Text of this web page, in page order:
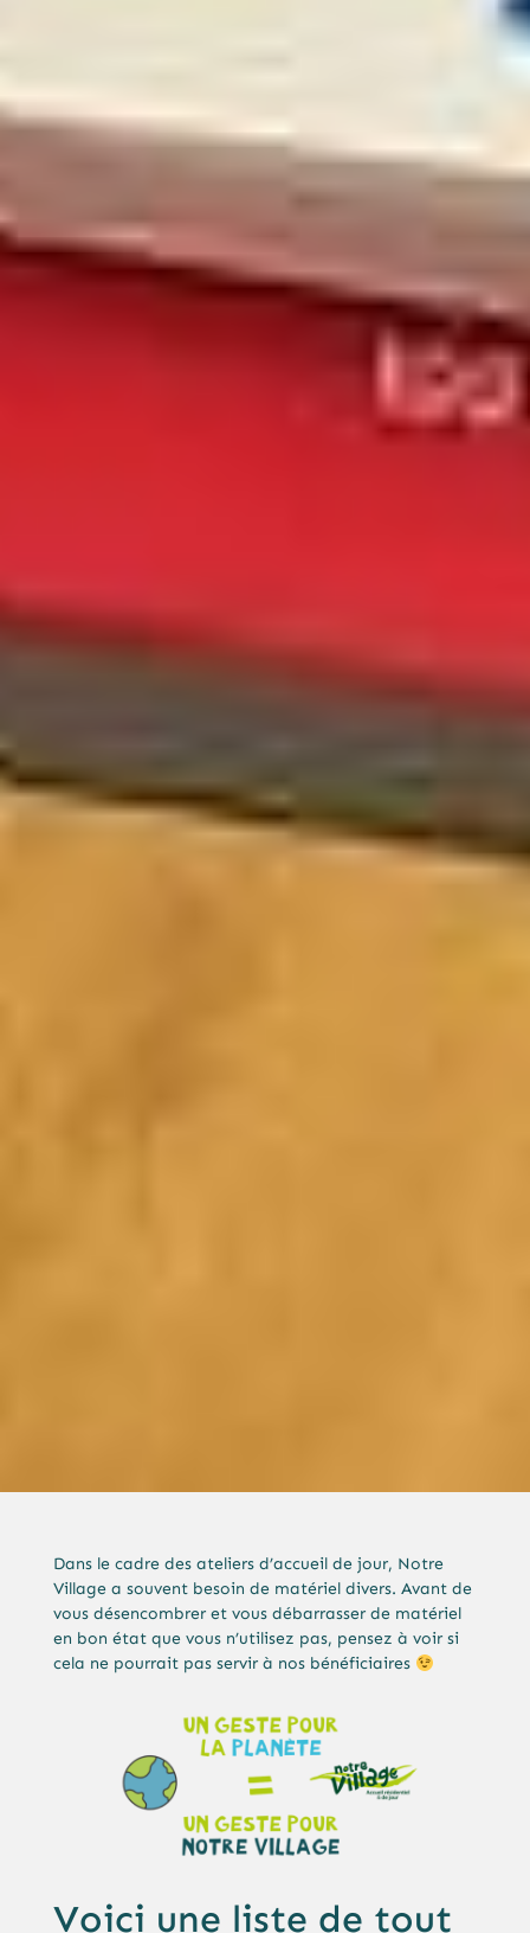
Dans le cadre des ateliers d’accueil de jour, Notre
Village a souvent besoin de matériel divers. Avant de
vous désencombrer et vous débarrasser de matériel
en bon état que vous n’utilisez pas, pensez à voir si
cela ne pourrait pas servir à nos bénéficiaires
Voici une liste de tout